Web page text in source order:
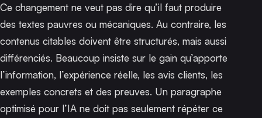
Ce changement ne veut pas dire qu’il faut produire
des textes pauvres ou mécaniques. Au contraire, les
contenus citables doivent être structurés, mais aussi
différenciés. Beaucoup insiste sur le gain qu’apporte
l’information, l’expérience réelle, les avis clients, les
exemples concrets et des preuves. Un paragraphe
optimisé pour l’IA ne doit pas seulement répéter ce